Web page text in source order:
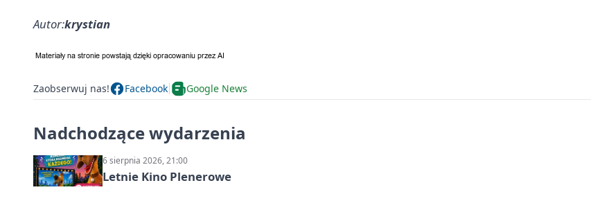
Autor:krystian
Zaobserwuj nas! Facebook Google News
Nadchodzące wydarzenia
6 sierpnia 2026, 21:00
Letnie Kino Plenerowe